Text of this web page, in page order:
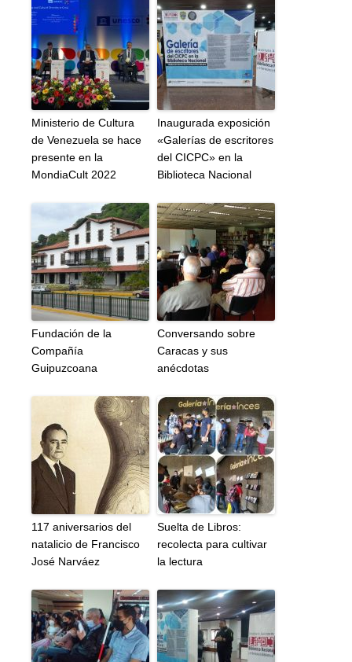
Ministerio de Cultura
de Venezuela se hace
presente en la
MondiaCult 2022
Inaugurada exposición
«Galerías de escritores
del CICPC» en la
Biblioteca Nacional
Fundación de la
Compañía
Guipuzcoana
Conversando sobre
Caracas y sus
anécdotas
117 aniversarios del
natalicio de Francisco
José Narváez
Suelta de Libros:
recolecta para cultivar
la lectura